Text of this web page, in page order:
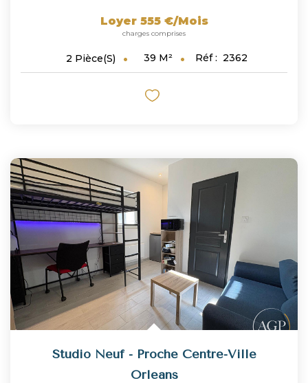
Loyer 555 €/mois
charges comprises
2 Pièce(s) 39 M² Réf : 2362
Studio Neuf - Proche Centre-Ville
Orleans